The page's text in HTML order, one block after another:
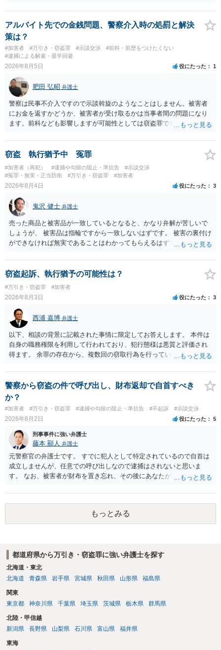
やカウンセリング・治療の内容 ・利用している再犯防止策（例えば保
護観察所と連携した職業支援の内容や具体的な就労・監督状況） ・監
督者の証言 など、証拠で担保された客観性と実現可能性があるもので
なければあまり意味がありません。 もともと執行猶予が狙える事案で
あれば本人の反省の言葉だけで十分であり、実刑となるか微妙な事案
では、本人が再発防止策をいくら述べてもほとんど効果は望めないと
アルバイト先での金銭問題、警察介入時の処罰と解決
策は？
#加害者 #万引き・窃盗罪 #示談交渉
#前科・前歴をつけたくない
#逮捕による解雇・退学回避
2026年8月5日 役にたった 1
肥田 弘昭 弁護士
警察は民事不介入ですので示談斡旋のようなことはしません。被害者
にお金を返すかどうか、被害者が受け取るかは当事者間の問題になり
ます。前科なども影響しますが可能性としては窃盗罪ですので、逮捕
窃盗 執行猶予中 冤罪
#加害者（再犯） #逮捕や勾留の阻止・準抗告
#示談交渉
#冤罪・無実・正当防衛
#万引き・窃盗罪 #加害者
2026年8月4日 役にたった 3
鬼沢 健士 弁護士
売った商品と被害品が一致しているとなると、かなり弁解が苦しいで
しょうが、 被害品は指輪ですから一致しないはずです。 被害の裏付け
ができなければ無実であることはわかってもらえるはずです。
窃盗起訴、執行猶予の可能性は？
#万引き・窃盗罪 #加害者
2026年8月3日 役にたった 3
西浦 嘉博 弁護士
以下、相談の背景に記載された事情に限定してお答えします。 本件は
自身の職務権限を利用して行われており、犯行態様は悪質と評価され
得ます。 余罪の存在から、複数回の窃取行為を行っていたことも悪質
ると思われます。 他方、余罪を含めた全額を弁済していることは、被
害者の経済的損害の回復として有利に斟酌されます。 また、前科前歴
を有しないことも、規範意識が鈍磨しきっているとまでは言えず、有
利な点です。 その他、家族の監督等の情状証拠を適切に提出すること
で、私見ですが、執行猶予判決を視野に入れることが可能な事案と思
われます。 上記、一つの意見として参考ください。
警察から窃盗の件で呼び出し、財布返却で自首すべき
か？
#加害者 #万引き・窃盗罪 #逮捕や勾留の阻止・準抗告 #不起訴 #示談交渉
2026年8月2日 役にたった 5
刑事事件に強い弁護士
藤本 顯人 弁護士
元警察官の弁護士です。 すでに犯人として特定されているので自首は
成立しませんが、任意での呼び出しなので逮捕はされないと思いま
す。 なお、被害者が財布を置き忘れ、その後にあなたがトイレに入
と言い逃れはかなり厳しいものと思います。
もっとみる
都道府県から万引き・窃盗罪に強い弁護士を探す
北海道・東北
北海道
青森県 岩手県 宮城県 秋田県 山形県 福島県
関東
東京都
神奈川県 千葉県 埼玉県 茨城県 栃木県 群馬県
北陸・甲信越
新潟県
長野県 山梨県 石川県 富山県 福井県
東海